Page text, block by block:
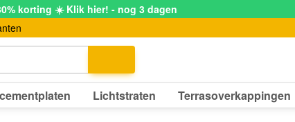
korting ☀️ Klik hier! - nog 3 dagen
Lichtstraten Terrasoverkappingen